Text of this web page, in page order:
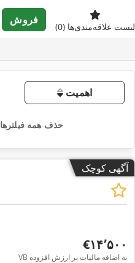
فروش
لیست علاقه‌مندی‌ها (0)
اهمیت
حذف همه فیلترها
آگهی کوچک
‎€۱۴٬۵۰۰
VB به اضافه مالیات بر ارزش افزوده